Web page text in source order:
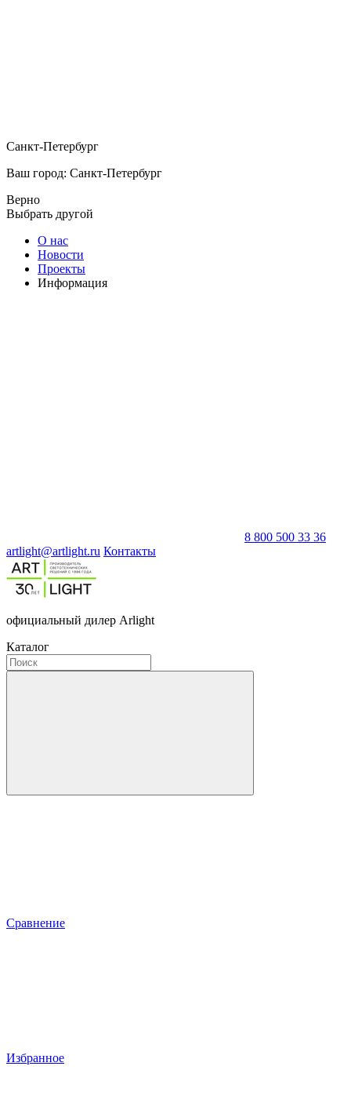
Санкт-Петербург
Ваш город: Санкт-Петербург
Верно
Выбрать другой
О нас
Новости
Проекты
Информация
8 800 500 33 36
artlight@artlight.ru Контакты
официальный дилер Arlight
Каталог
Сравнение
Избранное